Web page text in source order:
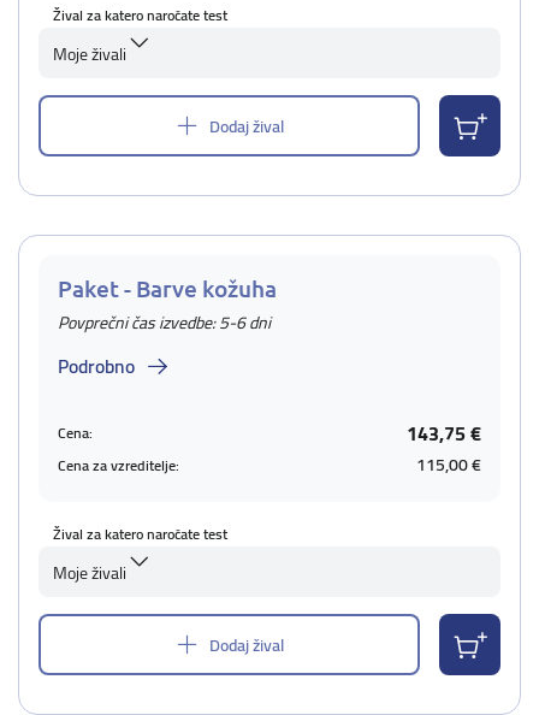
Žival za katero naročate test
Moje živali
Dodaj žival
Paket - Barve kožuha
Povprečni čas izvedbe: 5-6 dni
Podrobno
Cena: 143,75 €
Cena za vzreditelje: 115,00 €
Žival za katero naročate test
Moje živali
Dodaj žival